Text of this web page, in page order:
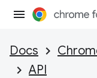
Docs
API